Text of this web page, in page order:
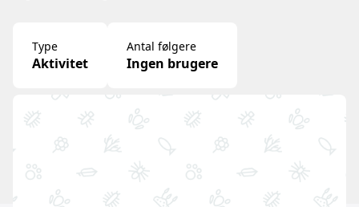
Type
Aktivitet
Antal følgere
Ingen brugere